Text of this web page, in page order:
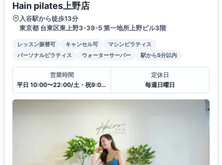
Hain pilates上野店
入谷駅から徒歩13分
東京都 台東区東上野3-39-5 第一地所上野ビル3階
レッスン振替可 キャンセル可
マシンピラティス
パーソナルピラティス
ウォーターサーバー 駅から5分以内
営業時間
平日 10:00〜22:00/土・祝9:00〜20:00
定休日
毎週日曜日